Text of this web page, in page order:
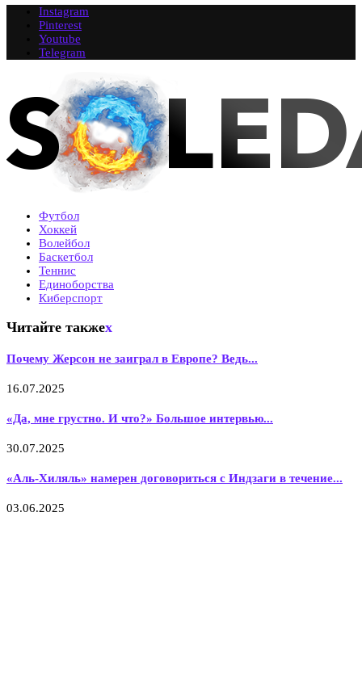
Instagram
Pinterest
Youtube
Telegram
Футбол
Хоккей
Волейбол
Баскетбол
Теннис
Единоборства
Киберспорт
Читайте такжеx
Почему Жерсон не заиграл в Европе? Ведь...
16.07.2025
«Да, мне грустно. И что?» Большое интервью...
30.07.2025
«Аль‑Хиляль» намерен договориться с Индзаги в течение...
03.06.2025